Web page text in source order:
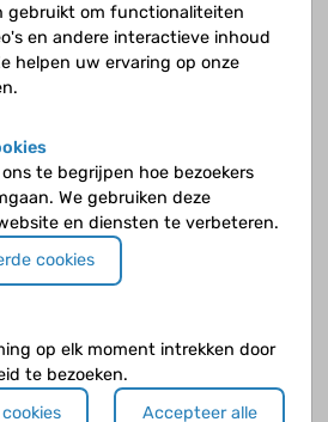
meisje aan de bel trekken
bloedverlies?
bij meisjes hebben we een
moet wisselen, als je bloedstolsels
als je langer dan zeven
kunt deelnemen aan sociale dingen
gaat, dan moet je aan de bel trekken.
gewoon behandelen.
hevig menstrueel
en orale anticonceptie.
uit te leggen. Je gebruikt de pil dan
maar echt als medicatie. De
gebruikt om functionaliteiten
en andere interactieve inhoud
helpen uw ervaring op onze
te begrijpen hoe bezoekers
We gebruiken deze
en diensten te verbeteren.
cookies
op elk moment intrekken door
te bezoeken.
Accepteer alle